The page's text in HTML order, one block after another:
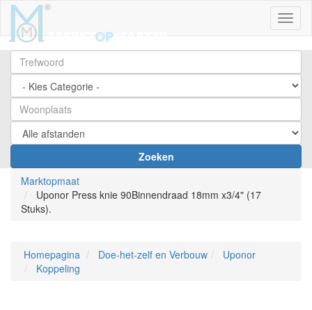
Zoeken
Marktopmaat
Uponor Press knie 90Binnendraad 18mm x3/4" (17
Stuks).
Homepagina Doe-het-zelf en Verbouw
Uponor
Koppeling